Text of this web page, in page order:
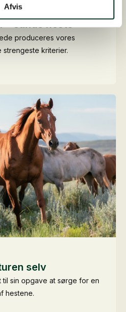
Afvis
- sunde heste
produceres vores
kriterier.
selv
til sin opgave at sørge for en
hestene.